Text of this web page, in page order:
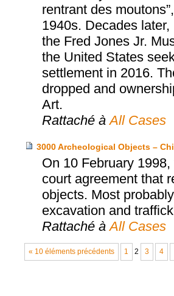
rentrant des
1940s. Decades
the Fred Jones Jr.
the United States
settlement in 2016.
dropped and
Art.
Rattaché à All Cases
3000 Archeological Objects –
On 10 February
court agreement that
objects. Most
excavation and
Rattaché à All Cases
« 10 éléments précédents 1 2 3 4